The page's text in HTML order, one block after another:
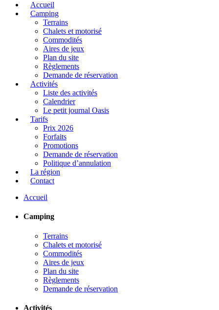
Accueil
Camping
Terrains
Chalets et motorisé
Commodités
Aires de jeux
Plan du site
Règlements
Demande de réservation
Activités
Liste des activités
Calendrier
Le petit journal Oasis
Tarifs
Prix 2026
Forfaits
Promotions
Demande de réservation
Politique d’annulation
La région
Contact
Accueil
Camping
Terrains
Chalets et motorisé
Commodités
Aires de jeux
Plan du site
Règlements
Demande de réservation
Activités